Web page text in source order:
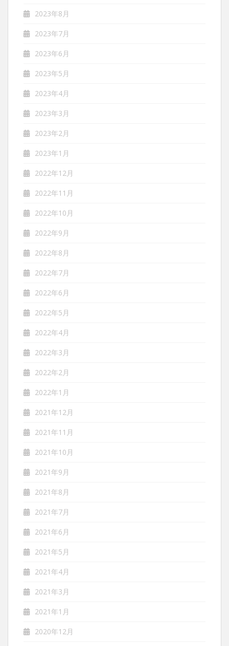
2023年8月
2023年7月
2023年6月
2023年5月
2023年4月
2023年3月
2023年2月
2023年1月
2022年12月
2022年11月
2022年10月
2022年9月
2022年8月
2022年7月
2022年6月
2022年5月
2022年4月
2022年3月
2022年2月
2022年1月
2021年12月
2021年11月
2021年10月
2021年9月
2021年8月
2021年7月
2021年6月
2021年5月
2021年4月
2021年3月
2021年1月
2020年12月